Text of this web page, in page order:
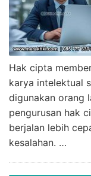
Hak cipta
karya intelektual
digunakan orang
pengurusan hak
berjalan lebih
kesalahan. …